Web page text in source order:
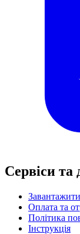
Сервіси та
Завантажити
Оплата та
Політика
Інструкція